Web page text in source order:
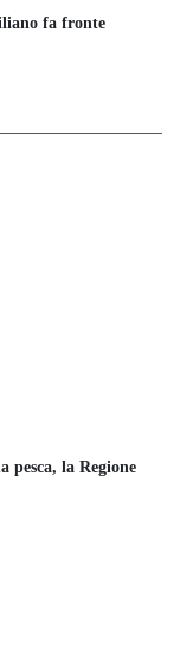
fa fronte
pesca, la Regione